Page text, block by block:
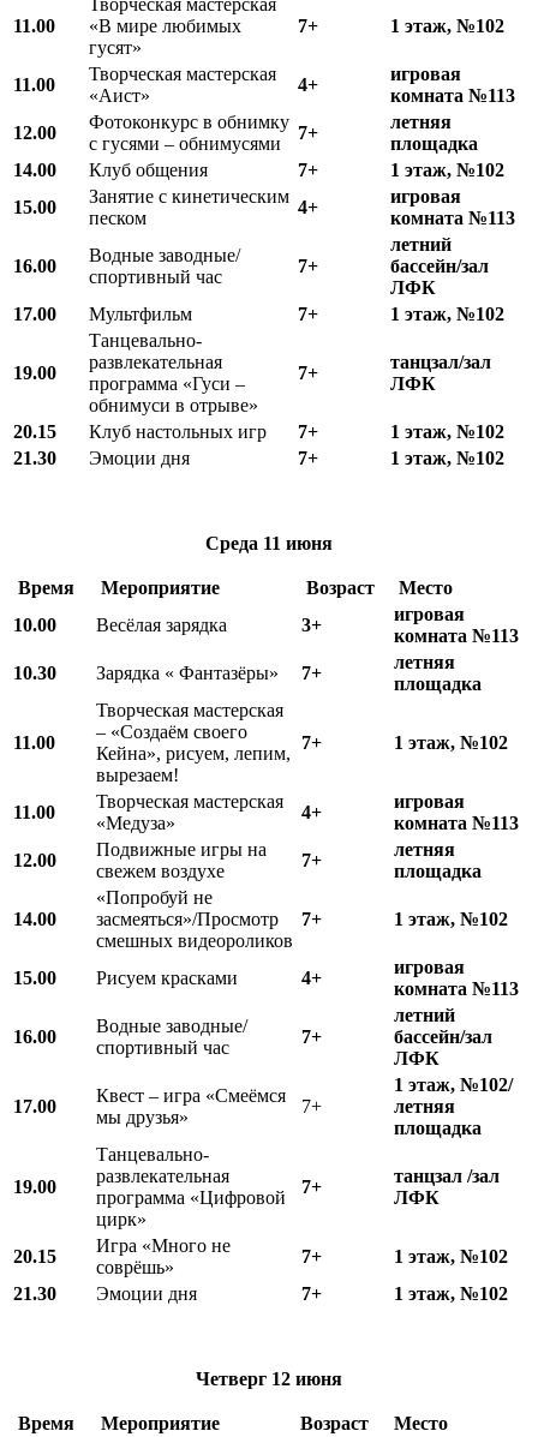
11.00
«В мире любимых
гусят»
7+ 1 этаж, №102
11.00
Творческая мастерская
«Аист»
4+
игровая
комната №113
12.00
Фотоконкурс в обнимку
с гусями – обнимусями
7+
летняя
площадка
14.00
Клуб общения 7+
1 этаж, №102
15.00
Занятие с кинетическим
песком
4+
игровая
комната №113
16.00
Водные заводные/
спортивный час
7+
летний
бассейн/зал
ЛФК
17.00
Мультфильм 7+ 1 этаж, №102
19.00
Танцевально-
развлекательная
программа «Гуси –
обнимуси в отрыве»
7+
танцзал/зал
ЛФК
20.15 Клуб настольных игр 7+
1 этаж, №102
21.30
Эмоции дня 7+ 1 этаж, №102
Среда 11 июня
Время Мероприятие Возраст
Место
10.00
Весёлая зарядка 3+
игровая
комната №113
10.30 Зарядка « Фантазёры» 7+
летняя
площадка
11.00
Творческая мастерская
– «Создаём своего
Кейна», рисуем, лепим,
вырезаем!
7+ 1 этаж, №102
11.00
Творческая мастерская
«Медуза»
4+
игровая
комната №113
12.00
Подвижные игры на
свежем воздухе
7+
летняя
площадка
14.00
«Попробуй не
засмеяться»/Просмотр
смешных видеороликов
7+ 1 этаж, №102
15.00 Рисуем красками 4+
игровая
комната №113
16.00
Водные заводные/
спортивный час
7+
летний
бассейн/зал
ЛФК
17.00
Квест – игра «Смеёмся
мы друзья»
7+
1 этаж, №102/
летняя
площадка
19.00
Танцевально-
развлекательная
программа «Цифровой
цирк»
7+
танцзал /зал
ЛФК
20.15
Игра «Много не
соврёшь»
7+
1 этаж, №102
21.30
Эмоции дня 7+ 1 этаж, №102
Четверг 12 июня
Время Мероприятие Возраст
Место